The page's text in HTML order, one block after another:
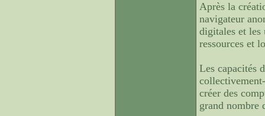
Après la
navigateur
digitales et les
ressources et
Les capacités
créer des
grand nombre